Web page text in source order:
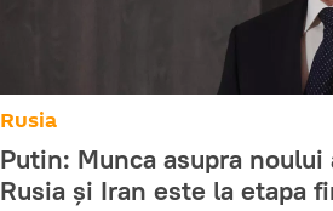
Rusia
Putin: Munca asupra
Rusia și Iran este la etapa